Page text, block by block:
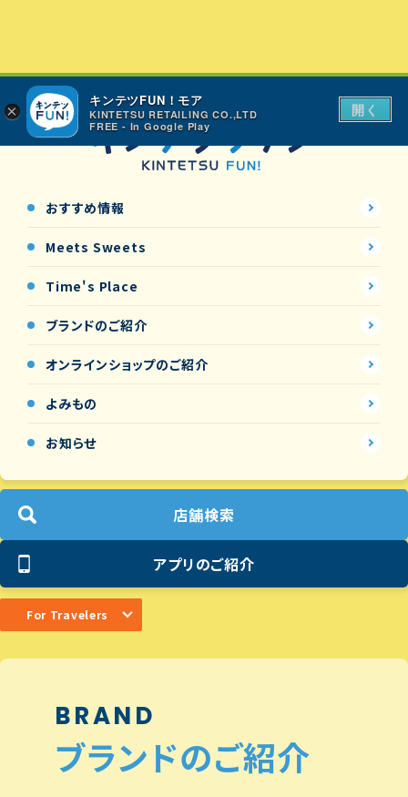
おすすめ情報
Meets Sweets
Time's Place
ブランドのご紹介
オンラインショップのご紹介
よみもの
お知らせ
店舗検索
アプリのご紹介
For Travelers
BRAND
ブランドのご紹介
×
キンテツFUN！モア
KINTETSU RETAILING CO.,LTD
FREE - In Google Play
開く